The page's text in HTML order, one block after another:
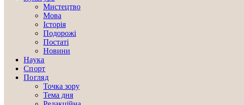
Мистецтво
Мова
Історія
Подорожі
Постаті
Новини
Наука
Спорт
Погляд
Точка зору
Тема дня